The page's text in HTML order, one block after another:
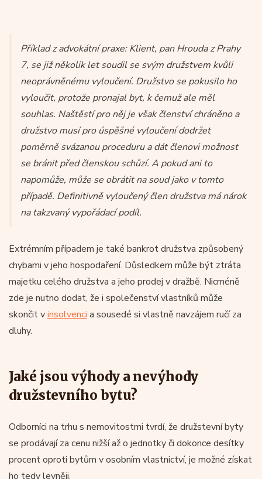
Příklad z advokátní praxe:Klient, pan Hrouda z Prahy
7, se již několik let soudil se svým družstvem kvůli
neoprávněnému vyloučení. Družstvo se pokusilo ho
vyloučit, protože pronajal byt, k čemuž ale měl
souhlas. Naštěstí pro něj je však členství chráněno a
družstvo musí pro úspěšné vyloučení dodržet
poměrně svázanou proceduru a dát členovi možnost
se bránit před členskou schůzí. A pokud ani to
napomůže, může se obrátit na soud jako v tomto
případě. Definitivně vyloučený člen družstva má nárok
na takzvaný vypořádací podíl.
Extrémním případem je také bankrot družstva způsobený
chybami v jeho hospodaření. Důsledkem může být ztráta
majetku celého družstva a jeho prodej v dražbě. Nicméně
zde je nutno dodat, že i společenství vlastníků může
skončit vinsolvenci a sousedé si vlastně navzájem ručí za
dluhy.
Jaké jsou výhody a nevýhody
družstevního bytu?
Odborníci na trhu s nemovitostmi tvrdí, že družstevní byty
se prodávají za cenu nižší až o jednotky či dokonce desítky
procent oproti bytům v osobním vlastnictví, je možné získat
ho tedy levněji.